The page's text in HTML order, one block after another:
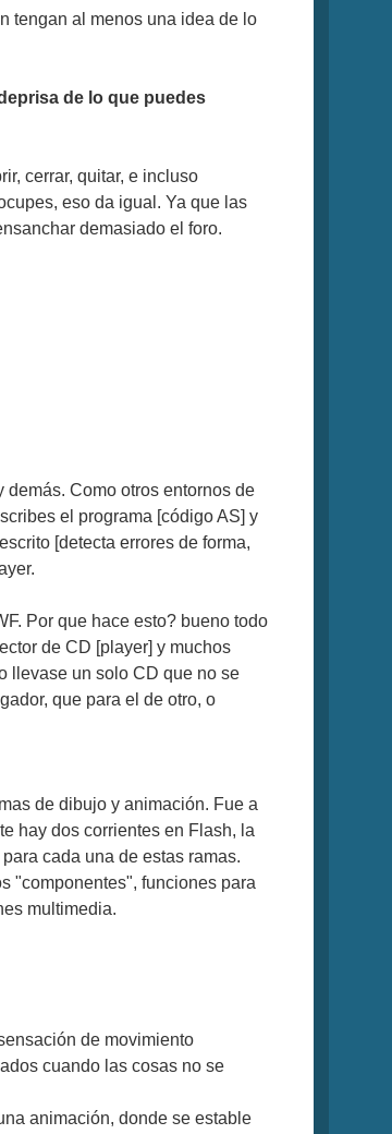
tengan al menos una idea de lo
de lo que puedes
cerrar, quitar, e incluso
eso da igual. Ya que las
demasiado el foro.
Como otros entornos de
el programa [código AS] y
[detecta errores de forma,
Por que hace esto? bueno todo
de CD [player] y muchos
llevase un solo CD que no se
que para el de otro, o
de dibujo y animación. Fue a
hay dos corrientes en Flash, la
cada una de estas ramas.
"componentes", funciones para
multimedia.
de movimiento
cuando las cosas no se
animación, donde se estable